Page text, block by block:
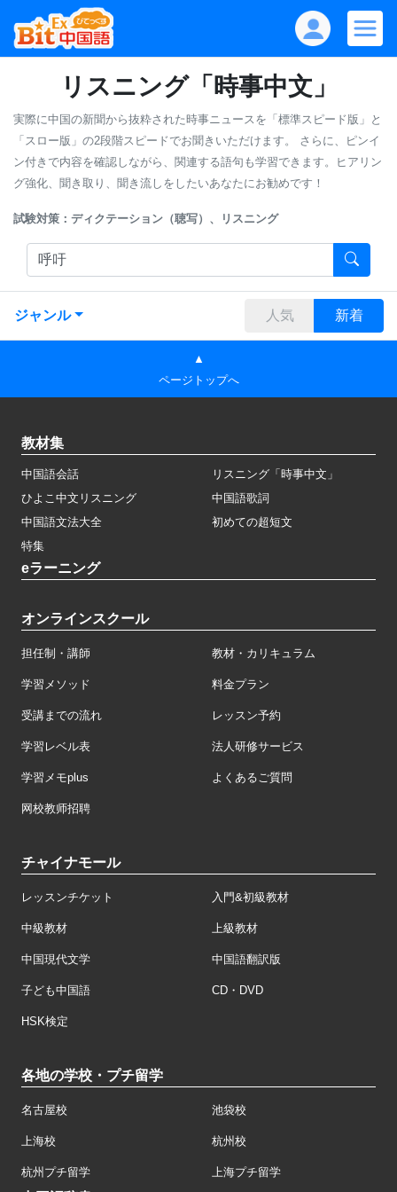
リスニング「時事中文」
実際に中国の新聞から抜粋された時事ニュースを「標準スピード版」と
「スロー版」の2段階スピードでお聞きいただけます。
さらに、ピンイ
ン付きで内容を確認しながら、関連する語句も学習できます。ヒアリン
グ強化、聞き取り、聞き流しをしたいあなたにお勧めです！
試験対策：ディクテーション（聴写）、リスニング
ジャンル 人気 新着
▲
ページトップへ
教材集
中国語会話
リスニング「時事中文」
ひよこ中文リスニング
中国語歌詞
中国語文法大全
初めての超短文
特集
eラーニング
オンラインスクール
担任制・講師 教材・カリキュラム
学習メソッド 料金プラン
受講までの流れ レッスン予約
学習レベル表 法人研修サービス
学習メモplus よくあるご質問
网校教师招聘
チャイナモール
レッスンチケット 入門&初級教材
中級教材 上級教材
中国現代文学 中国語翻訳版
子ども中国語 CD・DVD
HSK検定
各地の学校・プチ留学
名古屋校 池袋校
上海校 杭州校
杭州プチ留学 上海プチ留学